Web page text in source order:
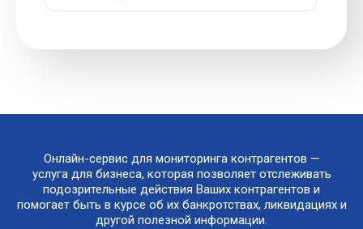
Онлайн-сервис для мониторинга контрагентов —
услуга для бизнеса, которая позволяет отслеживать
подозрительные действия Ваших контрагентов и
помогает быть в курсе об их банкротствах, ликвидациях и
другой полезной информации.